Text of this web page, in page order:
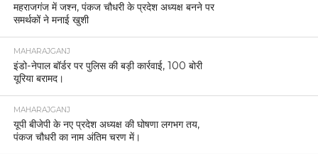
महराजगंज में जश्न, पंकज चौधरी के प्रदेश अध्यक्ष बनने पर
समर्थकों ने मनाई खुशी
MAHARAJGANJ
इंडो-नेपाल बॉर्डर पर पुलिस की बड़ी कार्रवाई, 100 बोरी
यूरिया बरामद।
MAHARAJGANJ
यूपी बीजेपी के नए प्रदेश अध्यक्ष की घोषणा लगभग तय,
पंकज चौधरी का नाम अंतिम चरण में।